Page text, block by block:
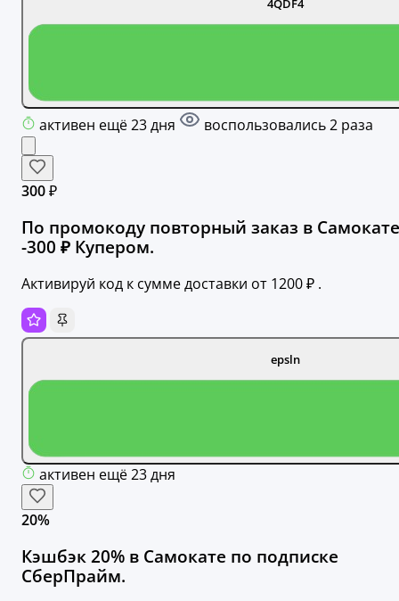
4QDF4
активен ещё 23 дня воспользовались 2 раза
300 ₽
По промокоду повторный заказ в Самокате
-300 ₽ Купером.
Активируй код к сумме доставки от 1200 ₽ .
epsln
активен ещё 23 дня
20%
Кэшбэк 20% в Самокате по подписке
СберПрайм.